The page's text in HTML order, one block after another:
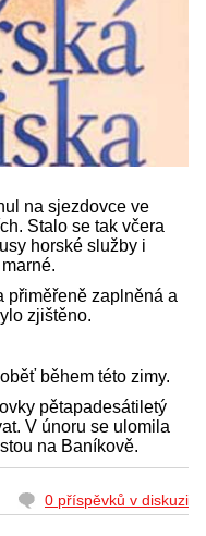
na sjezdovce ve
Stalo se tak včera
horské služby i
přiměřeně zaplněná a
zjištěno.
během této zimy.
pětapadesátiletý
V únoru se ulomila
na Baníkově.
0 příspěvků v diskuzi